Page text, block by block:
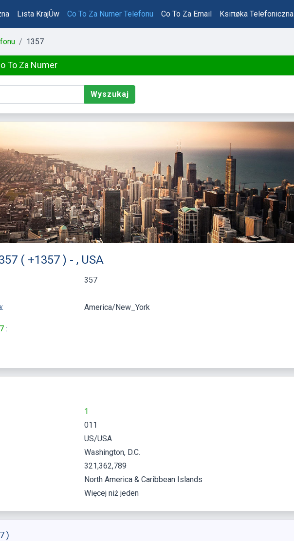
Lista KrajÛw Co To Za Numer Telefonu Co To Za Email Ksiπøka Telefoniczna
1357
To Za Numer
Wyszukaj
( +1357 ) - , USA
357
America/New_York
:
1
011
US/USA
Washington, D.C.
321,362,789
North America & Caribbean Islands
Więcej niż jeden
)